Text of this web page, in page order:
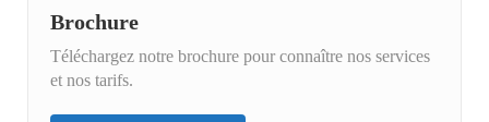
Brochure
Téléchargez notre brochure pour connaître nos services
et nos tarifs.